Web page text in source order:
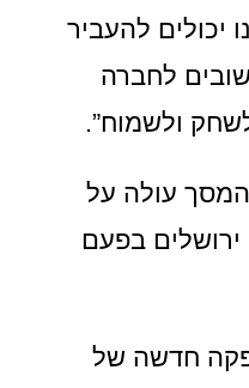
יכולים להעביר
לחברה
ולשמוח”.
כאשר המסך עולה על
בפעם
חדשה של